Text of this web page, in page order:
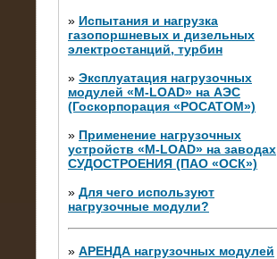
» Испытания и нагрузка
газопоршневых и дизельных
электростанций, турбин
» Эксплуатация нагрузочных
модулей «M-LOAD» на АЭС
(Госкорпорация «РОСАТОМ»)
» Применение нагрузочных
устройств «M-LOAD» на заводах
СУДОСТРОЕНИЯ (ПАО «ОСК»)
» Для чего используют
нагрузочные модули?
» АРЕНДА нагрузочных модулей